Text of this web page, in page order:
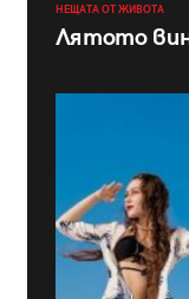
НЕЩАТА ОТ ЖИВОТА
Лятото